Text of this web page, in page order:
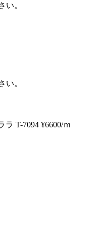
い。
い。
ラ T-7094 ¥6600/ｍ